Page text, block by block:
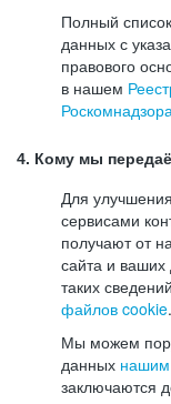
Полный
данных с
правового
в нашем
4. Кому мы
Для
сервисами
получают от
сайта и ваших
таких
файлов cookie.
Мы можем
данных нашим
заключаются